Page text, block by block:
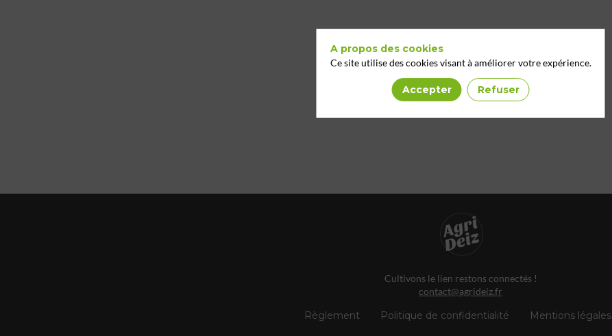
Cultivons le lien restons connectés !
contact@agrideiz.fr
Règlement Politique de confidentialité Mentions légales
A propos des cookies
Ce site utilise des cookies visant à améliorer votre expérience.
Accepter Refuser